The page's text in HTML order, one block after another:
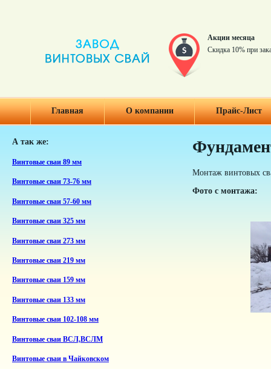
Акции месяца
Скидка 10% при
Главная О компании Прайс-Лист
А так же:
Винтовые сваи 89 мм
Винтовые сваи 73-76 мм
Винтовые сваи 57-60 мм
Винтовые сваи 325 мм
Винтовые сваи 273 мм
Винтовые сваи 219 мм
Винтовые сваи 159 мм
Винтовые сваи 133 мм
Винтовые сваи 102-108 мм
Винтовые сваи ВСЛ,ВСЛМ
Винтовые сваи в Чайковском
Монтаж винтовых
Фото с монтажа: